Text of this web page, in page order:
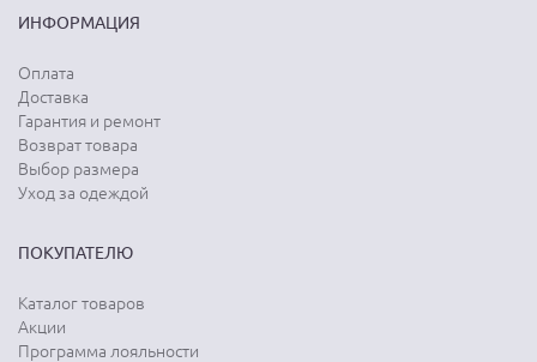
ИНФОРМАЦИЯ
Оплата
Доставка
Гарантия и ремонт
Возврат товара
Выбор размера
Уход за одеждой
ПОКУПАТЕЛЮ
Каталог товаров
Акции
Программа лояльности